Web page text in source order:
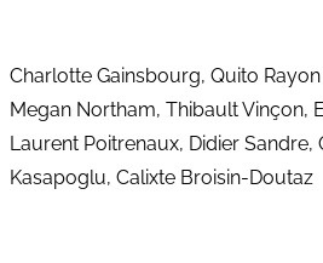
Charlotte Gainsbourg, Quito
Megan Northam, Thibault Vinçon,
Laurent Poitrenaux, Didier Sandre,
Kasapoglu, Calixte Broisin-Doutaz